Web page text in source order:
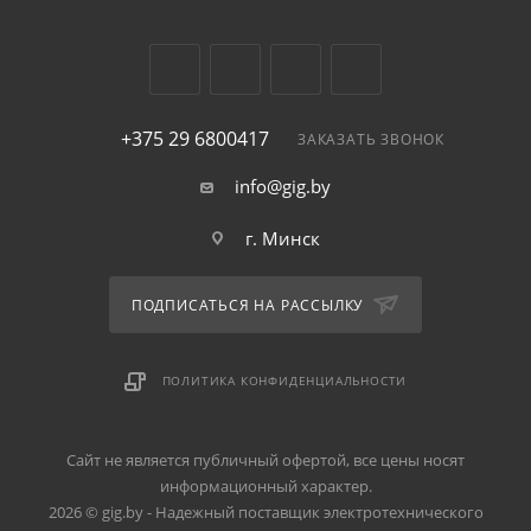
+375 29 6800417 ЗАКАЗАТЬ ЗВОНОК
info@gig.by
г. Минск
ПОДПИСАТЬСЯ НА РАССЫЛКУ
ПОЛИТИКА КОНФИДЕНЦИАЛЬНОСТИ
Сайт не является публичный офертой, все цены носят
информационный характер.
2026 © gig.by - Надежный поставщик электротехнического